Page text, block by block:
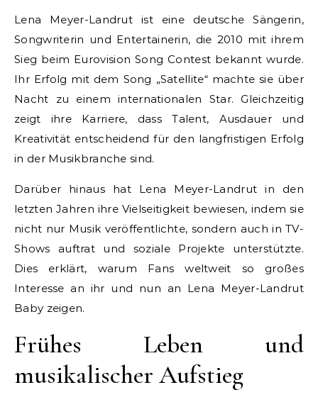
Lena Meyer-Landrut ist eine deutsche Sängerin,
Songwriterin und Entertainerin, die 2010 mit ihrem
Sieg beim Eurovision Song Contest bekannt wurde.
Ihr Erfolg mit dem Song „Satellite“ machte sie über
Nacht zu einem internationalen Star. Gleichzeitig
zeigt ihre Karriere, dass Talent, Ausdauer und
Kreativität entscheidend für den langfristigen Erfolg
in der Musikbranche sind.
Darüber hinaus hat Lena Meyer-Landrut in den
letzten Jahren ihre Vielseitigkeit bewiesen, indem sie
nicht nur Musik veröffentlichte, sondern auch in TV-
Shows auftrat und soziale Projekte unterstützte.
Dies erklärt, warum Fans weltweit so großes
Interesse an ihr und nun an Lena Meyer-Landrut
Baby zeigen.
Frühes Leben und
musikalischer Aufstieg